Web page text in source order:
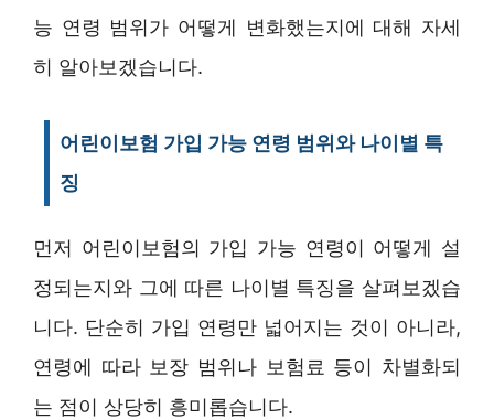
능 연령 범위가 어떻게 변화했는지에 대해 자세
히 알아보겠습니다.
어린이보험 가입 가능 연령 범위와 나이별 특
징
먼저 어린이보험의 가입 가능 연령이 어떻게 설
정되는지와 그에 따른 나이별 특징을 살펴보겠습
니다. 단순히 가입 연령만 넓어지는 것이 아니라,
연령에 따라 보장 범위나 보험료 등이 차별화되
는 점이 상당히 흥미롭습니다.